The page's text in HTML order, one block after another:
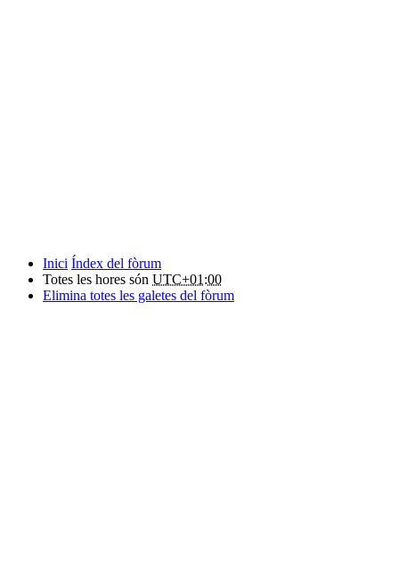
Inici Índex del fòrum
Totes les hores són UTC+01:00
Elimina totes les galetes del fòrum